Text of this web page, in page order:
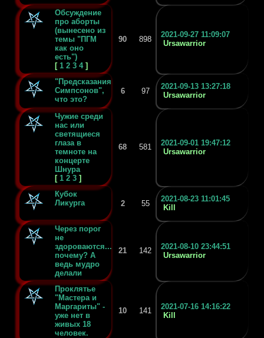
Обсуждение
про аборты
(вынесено из
темы "ПГМ
как оно
есть")
[ 1 2 3 4 ]
90 898
2021-09-27 11:09:07
Ursawarrior
"Предсказания
Симпсонов",
что это?
6 97
2021-09-13 13:27:18
Ursawarrior
Чужие среди
нас или
светящиеся
глаза в
темноте на
концерте
Шнура
[ 1 2 3 ]
68 581
2021-09-01 19:47:12
Ursawarrior
Кубок
Ликурга
2 55
2021-08-23 11:01:45
Kill
Через порог
не
здороваются...
почему? А
ведь мудро
делали
21 142
2021-08-10 23:44:51
Ursawarrior
Проклятье
"Мастера и
Маргариты" -
уже нет в
живых 18
человек.
10 141
2021-07-16 14:16:22
Kill